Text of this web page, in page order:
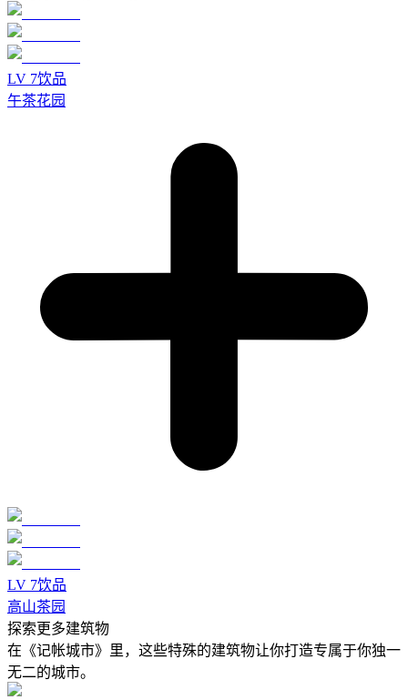
LV 7饮品
午茶花园
LV 7饮品
高山茶园
探索更多建筑物
在《记帐城市》里，这些特殊的建筑物让你打造专属于你独一
无二的城市。